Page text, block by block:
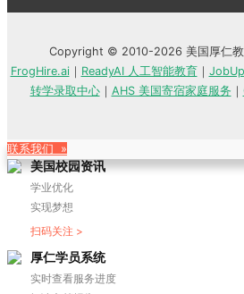
Copyright © 2010-2026 美国厚仁教
FrogHire.ai｜ ReadyAI 人工智能教育｜
转学录取中心｜ AHS 美国寄宿家庭服务 ｜
联系我们 »
美国校园资讯
学业优化
实现梦想
扫码关注 >
厚仁学员系统
实时查看服务进度